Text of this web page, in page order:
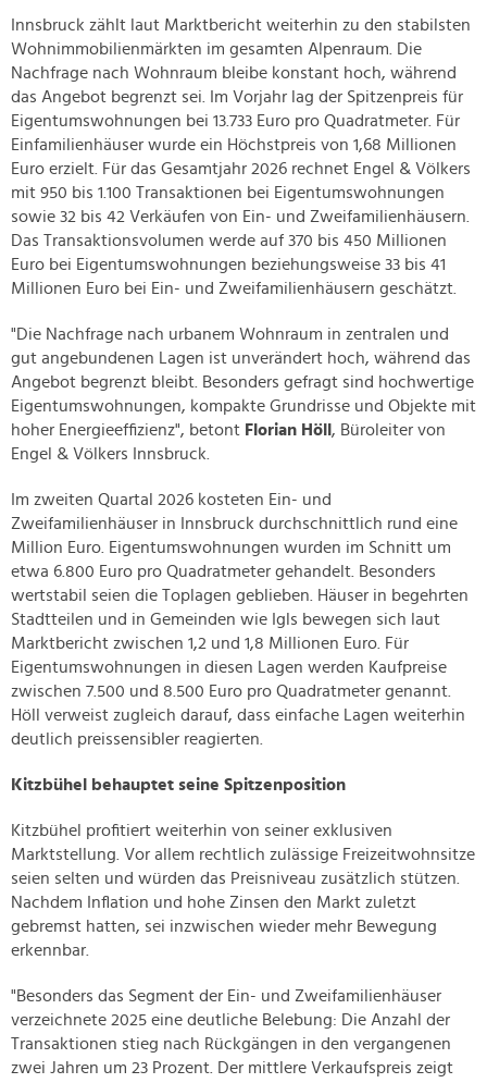
Innsbruck zählt laut Marktbericht weiterhin zu den stabilsten
Wohnimmobilienmärkten im gesamten Alpenraum. Die
Nachfrage nach Wohnraum bleibe konstant hoch, während
das Angebot begrenzt sei. Im Vorjahr lag der Spitzenpreis für
Eigentumswohnungen bei 13.733 Euro pro Quadratmeter. Für
Einfamilienhäuser wurde ein Höchstpreis von 1,68 Millionen
Euro erzielt. Für das Gesamtjahr 2026 rechnet Engel & Völkers
mit 950 bis 1.100 Transaktionen bei Eigentumswohnungen
sowie 32 bis 42 Verkäufen von Ein- und Zweifamilienhäusern.
Das Transaktionsvolumen werde auf 370 bis 450 Millionen
Euro bei Eigentumswohnungen beziehungsweise 33 bis 41
Millionen Euro bei Ein- und Zweifamilienhäusern geschätzt.
"Die Nachfrage nach urbanem Wohnraum in zentralen und
gut angebundenen Lagen ist unverändert hoch, während das
Angebot begrenzt bleibt. Besonders gefragt sind hochwertige
Eigentumswohnungen, kompakte Grundrisse und Objekte mit
hoher Energieeffizienz", betont Florian Höll , Büroleiter von
Engel & Völkers Innsbruck.
Im zweiten Quartal 2026 kosteten Ein- und
Zweifamilienhäuser in Innsbruck durchschnittlich rund eine
Million Euro. Eigentumswohnungen wurden im Schnitt um
etwa 6.800 Euro pro Quadratmeter gehandelt. Besonders
wertstabil seien die Toplagen geblieben. Häuser in begehrten
Stadtteilen und in Gemeinden wie Igls bewegen sich laut
Marktbericht zwischen 1,2 und 1,8 Millionen Euro. Für
Eigentumswohnungen in diesen Lagen werden Kaufpreise
zwischen 7.500 und 8.500 Euro pro Quadratmeter genannt.
Höll verweist zugleich darauf, dass einfache Lagen weiterhin
deutlich preissensibler reagierten.
Kitzbühel behauptet seine Spitzenposition
Kitzbühel profitiert weiterhin von seiner exklusiven
Marktstellung. Vor allem rechtlich zulässige Freizeitwohnsitze
seien selten und würden das Preisniveau zusätzlich stützen.
Nachdem Inflation und hohe Zinsen den Markt zuletzt
gebremst hatten, sei inzwischen wieder mehr Bewegung
erkennbar.
"Besonders das Segment der Ein- und Zweifamilienhäuser
verzeichnete 2025 eine deutliche Belebung: Die Anzahl der
Transaktionen stieg nach Rückgängen in den vergangenen
zwei Jahren um 23 Prozent. Der mittlere Verkaufspreis zeigt